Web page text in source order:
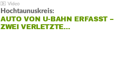
Hochtaunuskreis:
AUTO VON U-BAHN ERFASST –
ZWEI VERLETZTE…